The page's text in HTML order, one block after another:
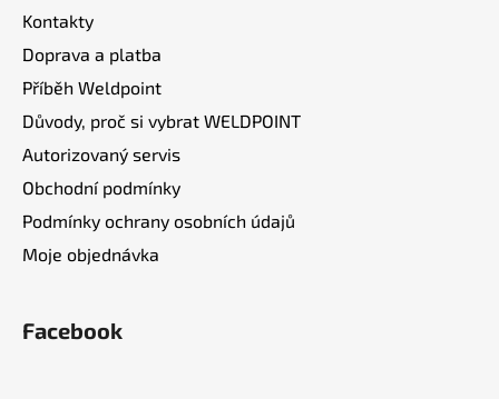
Kontakty
Doprava a platba
Příběh Weldpoint
Důvody, proč si vybrat WELDPOINT
Autorizovaný servis
Obchodní podmínky
Podmínky ochrany osobních údajů
Moje objednávka
Facebook